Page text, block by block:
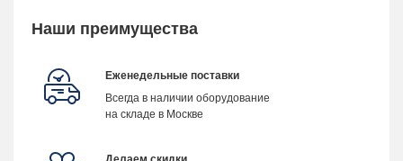
Наши преимущества
Еженедельные поставки
Всегда в наличии оборудование
на складе в Москве